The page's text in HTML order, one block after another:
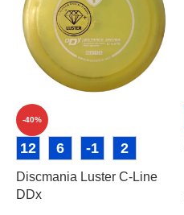
-40%
12 6 -1 2
Discmania Luster C-Line
DDx